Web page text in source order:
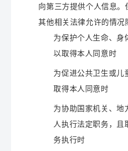
向第三方提供个人信息
其他相关法律允许的情况
为保护个人生命、身
以取得本人同意时
为促进公共卫生或儿
取得本人同意时
为协助国家机关、地
人执行法定职务，且
务执行时